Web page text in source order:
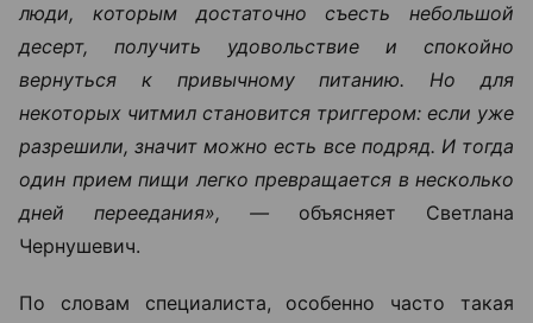
люди, которым достаточно съесть небольшой
десерт, получить удовольствие и спокойно
вернуться к привычному питанию. Но для
некоторых читмил становится триггером: если уже
разрешили, значит можно есть все подряд. И тогда
один прием пищи легко превращается в несколько
дней переедания», — объясняет Светлана
Чернушевич.
По словам специалиста, особенно часто такая